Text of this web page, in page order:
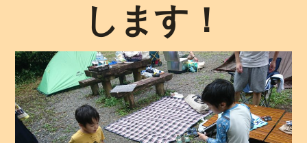
します！
投稿日: 2020年7月29日2
0
2
0
年
7
月
投稿者:静治